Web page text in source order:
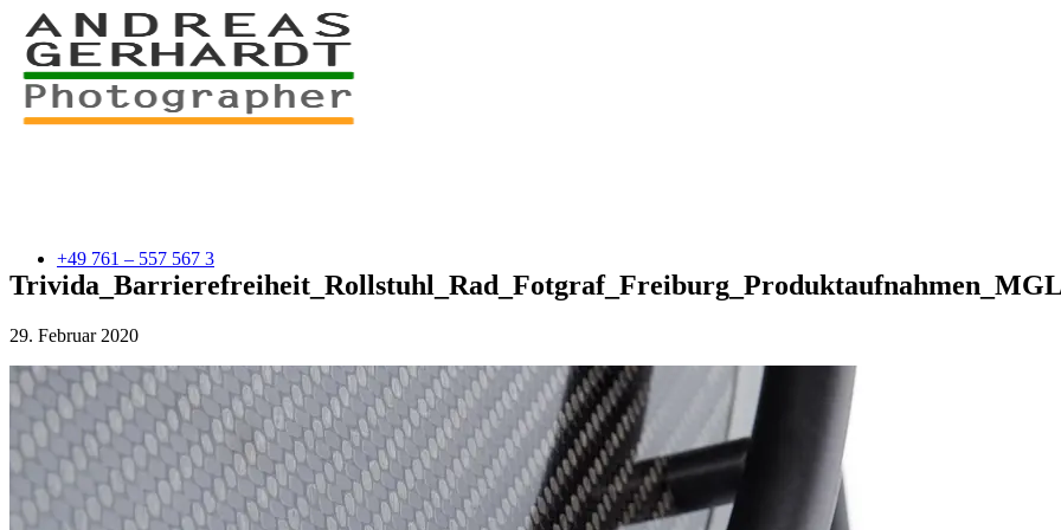
+49 761 – 557 567 3
myStory
Portfolio
29. Februar 2020